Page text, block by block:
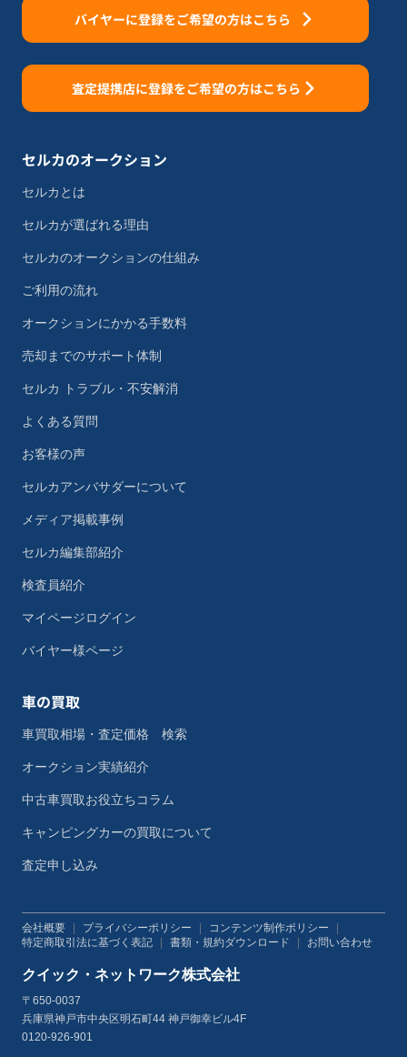
バイヤーに登録をご希望の方はこちら
査定提携店に登録をご希望の方はこちら
セルカのオークション
セルカとは
セルカが選ばれる理由
セルカのオークションの仕組み
ご利用の流れ
オークションにかかる手数料
売却までのサポート体制
セルカ トラブル・不安解消
よくある質問
お客様の声
セルカアンバサダーについて
メディア掲載事例
セルカ編集部紹介
検査員紹介
マイページログイン
バイヤー様ページ
車の買取
車買取相場・査定価格 検索
オークション実績紹介
中古車買取お役立ちコラム
キャンピングカーの買取について
査定申し込み
会社概要 プライバシーポリシー コンテンツ制作ポリシー
特定商取引法に基づく表記
書類・規約ダウンロード お問い合わせ
クイック・ネットワーク株式会社
〒650-0037
兵庫県神戸市中央区明石町44 神戸御幸ビル4F
0120-926-901